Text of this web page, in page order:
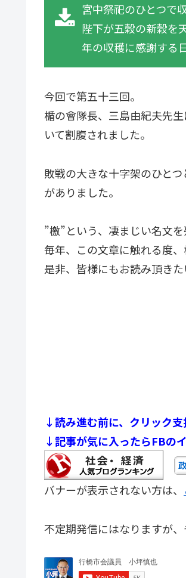
宮中祭祀のひとつで
陛下が五穀の新穀を
年の収穫に感謝する
今回で第五十三回。
楯の會隊長、三島由紀夫先
いて割腹されました。
敗戦の大きな十字架のひと
がありました。
”檄”という、凄まじい名文を
毎年、この文章に触れる度、
是非、皆様にもお読み頂きた
↓読み進む前に、クリック
↓記事が気に入ったらFBの
バナーが表示されない方は、
不定期発信にはなりますが、